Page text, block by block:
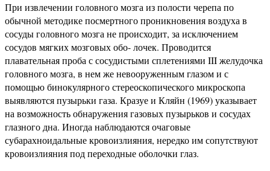
При извлечении головного мозга из полости черепа по
обычной методике посмертного проникновения воздуха в
сосуды головного мозга не происходит, за исключением
сосудов мягких мозговых обо- лочек. Проводится
плавательная проба с сосудистыми сплетениями III желудочка
головного мозга, в нем же невооруженным глазом и с
помощью бинокулярного стереоскопического микроскопа
выявляются пузырьки газа. Кразуе и Кляйн (1969) указывает
на возможность обнаружения газовых пузырьков и сосудах
глазного дна. Иногда наблюдаются очаговые
субарахноидальные кровоизлияния, нередко им сопутствуют
кровоизлияния под переходные оболочки глаз.